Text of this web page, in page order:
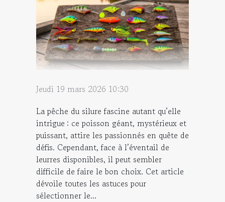
Jeudi 19 mars 2026 10:30
La pêche du silure fascine autant qu’elle
intrigue : ce poisson géant, mystérieux et
puissant, attire les passionnés en quête de
défis. Cependant, face à l’éventail de
leurres disponibles, il peut sembler
difficile de faire le bon choix. Cet article
dévoile toutes les astuces pour
sélectionner le...